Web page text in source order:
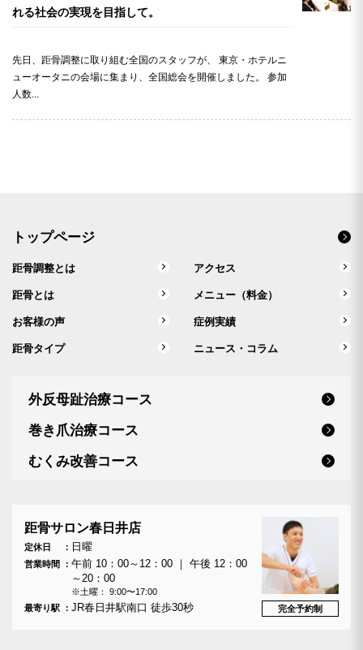
れる社会の実現を目指して。
先日、距骨調整に取り組む全国のスタッフが、 東京・ホテルニ
ューオータニの会場に集まり、全国総会を開催しました。 参加
人数...
トップページ
距骨調整とは アクセス
距骨とは メニュー（料金）
お客様の声 症例実績
距骨タイプ ニュース・コラム
外反母趾治療コース
巻き爪治療コース
むくみ改善コース
距骨サロン春日井店
定休日 日曜
営業時間
午前 10：00～12：00 ｜ 午後 12：00
～20：00
※土曜： 9:00〜17:00
最寄り駅
JR春日井駅南口 徒歩30秒 完全予約制